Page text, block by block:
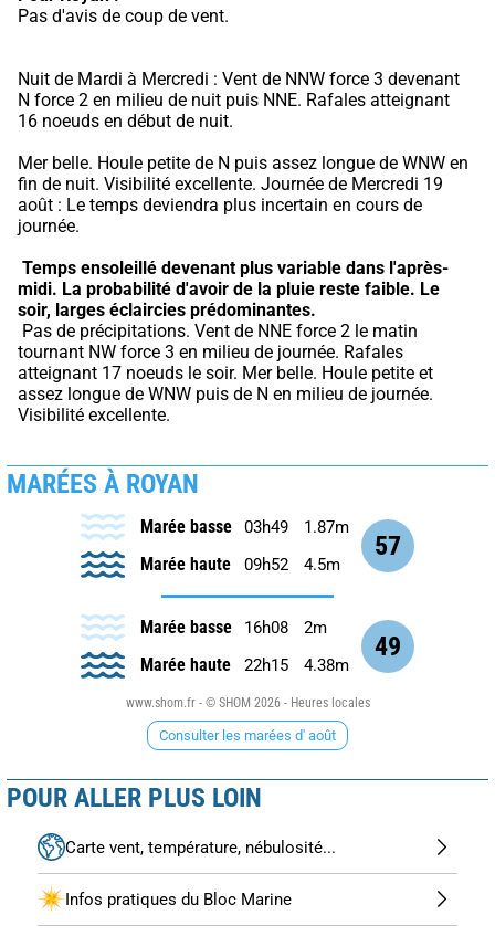
Pas d'avis de coup de vent.
Nuit de Mardi à Mercredi : Vent de NNW force 3 devenant
N force 2 en milieu de nuit puis NNE. Rafales atteignant
16 noeuds en début de nuit.
Mer belle. Houle petite de N puis assez longue de WNW en
fin de nuit. Visibilité excellente. Journée de Mercredi 19
août : Le temps deviendra plus incertain en cours de
journée.
Temps ensoleillé devenant plus variable dans l'après-
midi. La probabilité d'avoir de la pluie reste faible. Le
soir, larges éclaircies prédominantes.
tournant NW force 3 en milieu de journée. Rafales
atteignant 17 noeuds le soir. Mer belle. Houle petite et
assez longue de WNW puis de N en milieu de journée.
Visibilité excellente.
MARÉES À ROYAN
57
Marée basse 03h49 1.87m
Marée haute 09h52 4.5m
49
Marée basse 16h08 2m
Marée haute 22h15 4.38m
www.shom.fr - © SHOM 2026 - Heures locales
Consulter les marées d' août
POUR ALLER PLUS LOIN
Carte vent, température, nébulosité...
Infos pratiques du Bloc Marine